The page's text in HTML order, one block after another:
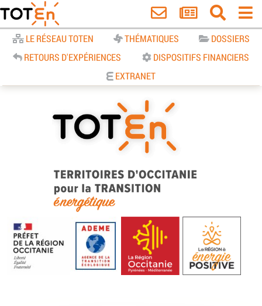
LE RÉSEAU TOTEN THÉMATIQUES
DOSSIERS
RETOURS D'EXPÉRIENCES
DISPOSITIFS FINANCIERS
EXTRANET
TOTEn Occitanie | Territoires
d’Occitanie pour la Transition
Energétique